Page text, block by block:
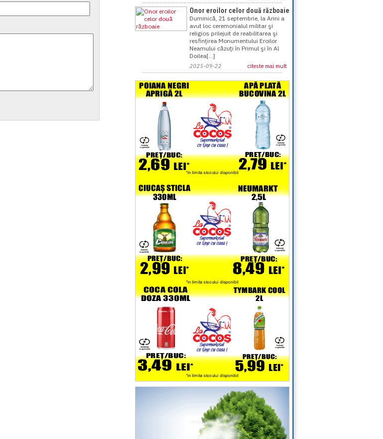
Onor eroilor celor două războaie
Duminică, 21 septembrie, la Arini a
avut loc ceremonialul militar şi
religios prilejuit de reabilitarea şi
resfinţirea Monumentului Eroilor
Neamului căzuţi în Primul şi în Al
Doilea[...]
2025-09-22 citeste mai mult